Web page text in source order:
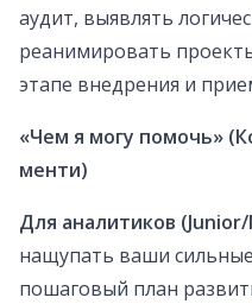
аудит, выявлять
реанимировать
этапе внедрения и
«Чем я могу помочь»
менти)
Для аналитиков
нащупать ваши
пошаговый план